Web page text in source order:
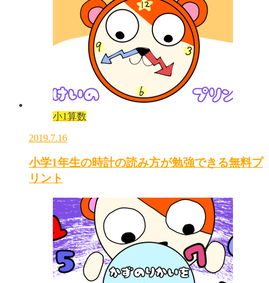
小1算数
2019.7.16
小学1年生の時計の読み方が勉強できる無料プ
リント